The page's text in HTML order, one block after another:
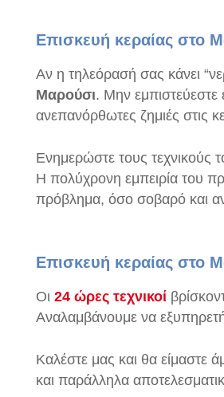
Επισκευή κεραίας στο
Αν η τηλεόρασή σας κάνει
Μαρούσι. Μην
ανεπανόρθωτες ζημιές στις
Ενημερώστε τους τεχνικούς
Η πολύχρονη εμπειρία του
πρόβλημα, όσο σοβαρό και αν
Επισκευή κεραίας στο
Οι 24 ώρες τεχνικοί
Αναλαμβάνουμε να
Καλέστε μας και θα είμαστε
και παράλληλα